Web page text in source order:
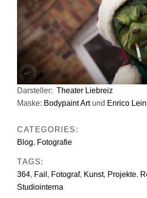
Darsteller: Theater Liebreiz
Maske: Bodypaint Artund Enrico Lein
CATEGORIES:
Blog, Fotografie
TAGS:
364, Fail , Fotograf, Kunst, Projekte,
Studiointerna